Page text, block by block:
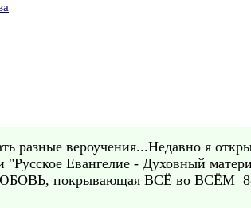
разные вероучения...Недавно я
"Русское Евангелие - Духовный
покрывающая ВСЁ во